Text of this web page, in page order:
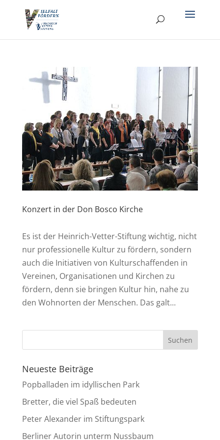
Konzert in der Don Bosco Kirche
Es ist der Heinrich-Vetter-Stiftung wichtig, nicht
nur professionelle Kultur zu fördern, sondern
auch die Initiativen von Kulturschaffenden in
Vereinen, Organisationen und Kirchen zu
fördern, denn sie bringen Kultur hin, nahe zu
den Wohnorten der Menschen. Das galt...
Neueste Beiträge
Popballaden im idyllischen Park
Bretter, die viel Spaß bedeuten
Peter Alexander im Stiftungspark
Berliner Autorin unterm Nussbaum